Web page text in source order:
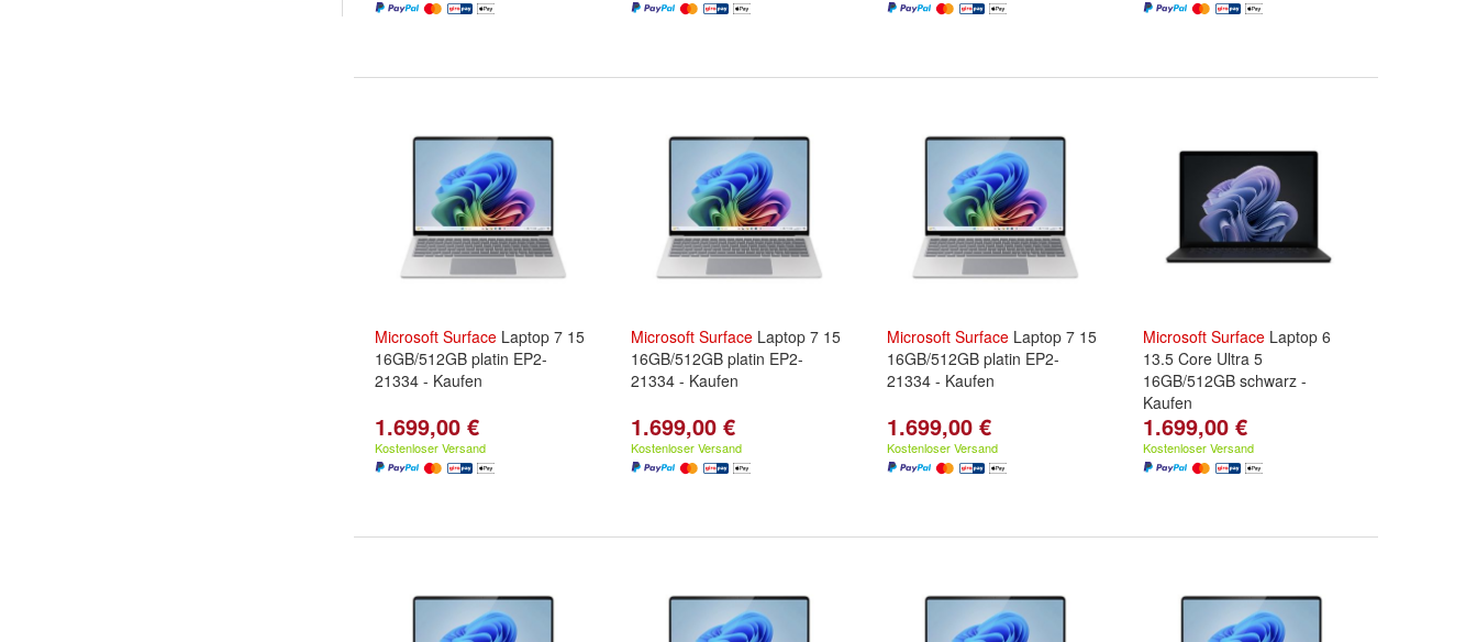
Microsoft Surface Laptop 7 15
16GB/512GB platin EP2-
21334 - Kaufen
1.699,00 €
Kostenloser Versand
Microsoft Surface Laptop 7 15
16GB/512GB platin EP2-
21334 - Kaufen
1.699,00 €
Kostenloser Versand
Microsoft Surface Laptop 7 15
16GB/512GB platin EP2-
21334 - Kaufen
1.699,00 €
Kostenloser Versand
Microsoft Surface Laptop 6
13.5 Core Ultra 5
16GB/512GB schwarz -
Kaufen
1.699,00 €
Kostenloser Versand